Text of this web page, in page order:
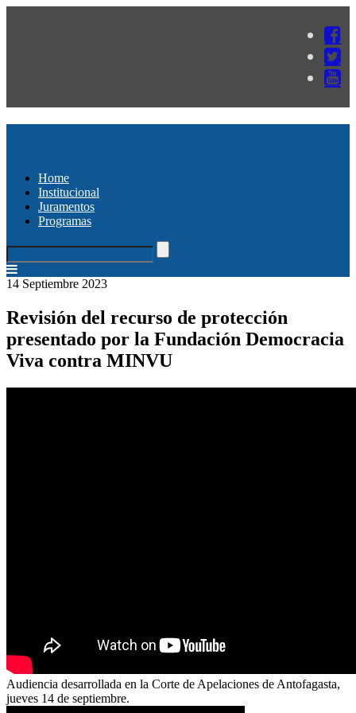
Home
Institucional
Juramentos
Programas
14 Septiembre 2023
Revisión del recurso de protección
presentado por la Fundación Democracia
Viva contra MINVU
Audiencia desarrollada en la Corte de Apelaciones de Antofagasta,
jueves 14 de septiembre.